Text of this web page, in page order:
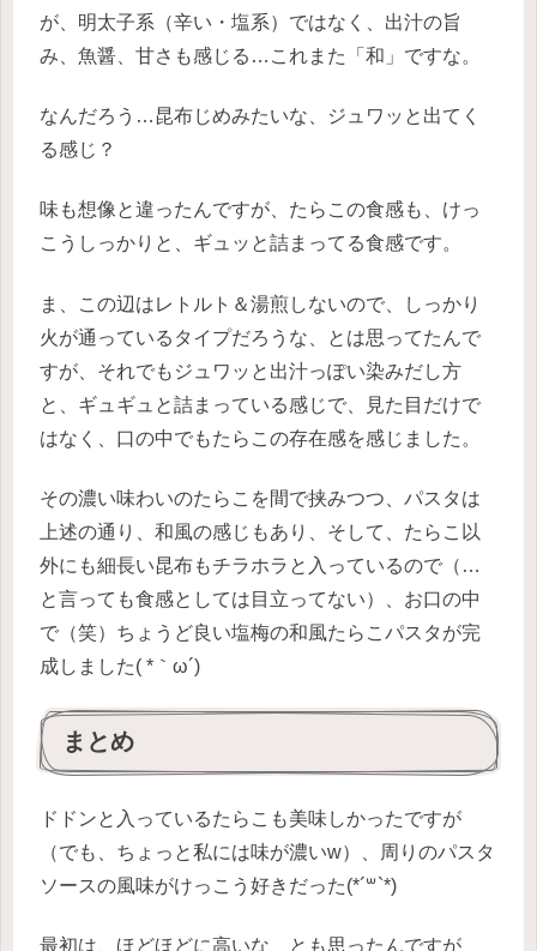
が、明太子系（辛い・塩系）ではなく、出汁の旨
み、魚醤、甘さも感じる…これまた「和」ですな。
なんだろう…昆布じめみたいな、ジュワッと出てく
る感じ？
味も想像と違ったんですが、たらこの食感も、けっ
こうしっかりと、ギュッと詰まってる食感です。
ま、この辺はレトルト＆湯煎しないので、しっかり
火が通っているタイプだろうな、とは思ってたんで
すが、それでもジュワッと出汁っぽい染みだし方
と、ギュギュと詰まっている感じで、見た目だけで
はなく、口の中でもたらこの存在感を感じました。
その濃い味わいのたらこを間で挟みつつ、パスタは
上述の通り、和風の感じもあり、そして、たらこ以
外にも細長い昆布もチラホラと入っているので（…
と言っても食感としては目立ってない）、お口の中
で（笑）ちょうど良い塩梅の和風たらこパスタが完
成しました( *｀ω´)
まとめ
ドドンと入っているたらこも美味しかったですが
（でも、ちょっと私には味が濃いw）、周りのパスタ
ソースの風味がけっこう好きだった(*´꒳`*)
最初は、ほどほどに高いな、とも思ったんですが